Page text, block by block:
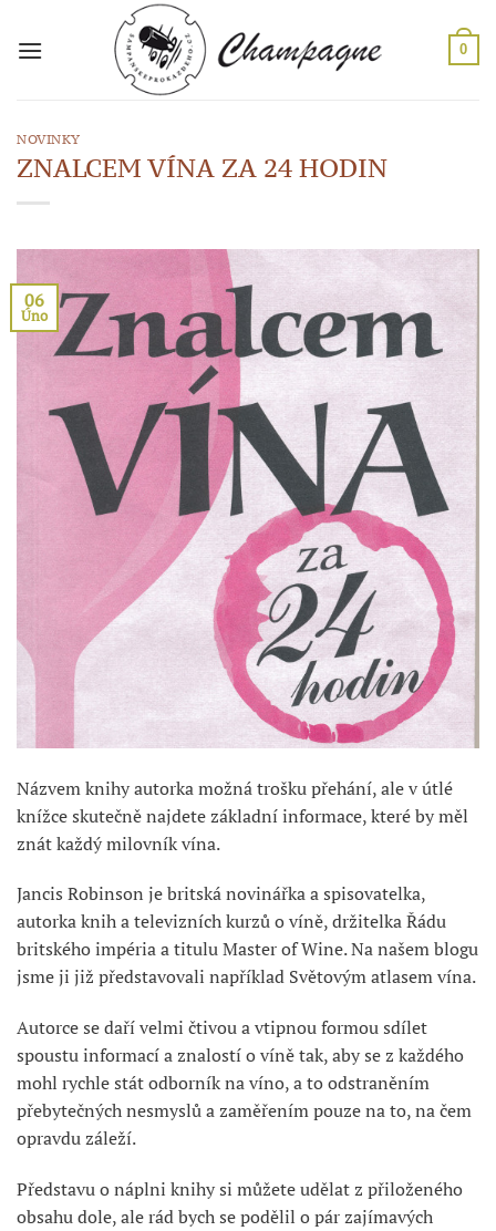
0
NOVINKY
ZNALCEM VÍNA ZA 24 HODIN
06
Úno
Názvem knihy autorka možná trošku přehání, ale v útlé
knížce skutečně najdete základní informace, které by měl
znát každý milovník vína.
Jancis Robinson je britská novinářka a spisovatelka,
autorka knih a televizních kurzů o víně, držitelka Řádu
britského impéria a titulu Master of Wine. Na našem blogu
jsme ji již představovali například Světovým atlasem vína.
Autorce se daří velmi čtivou a vtipnou formou sdílet
spoustu informací a znalostí o víně tak, aby se z každého
mohl rychle stát odborník na víno, a to odstraněním
přebytečných nesmyslů a zaměřením pouze na to, na čem
opravdu záleží.
Představu o náplni knihy si můžete udělat z přiloženého
obsahu dole, ale rád bych se podělil o pár zajímavých